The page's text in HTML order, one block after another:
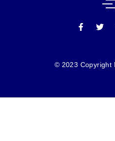
© 2023 Copyright